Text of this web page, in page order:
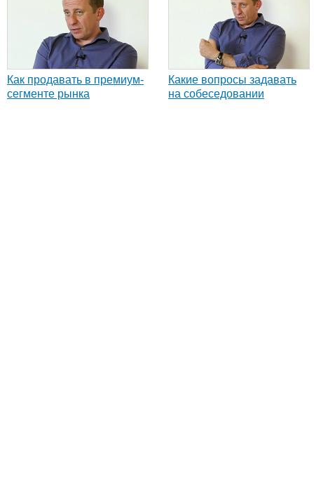
Как продавать в премиум-
сегменте рынка
Какие вопросы задавать
на собеседовании